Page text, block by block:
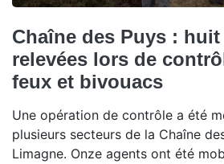
Chaîne des Puys :
relevées lors de
feux et bivouacs
Une opération de contrôle a été
plusieurs secteurs de la Chaîne
Limagne. Onze agents ont été